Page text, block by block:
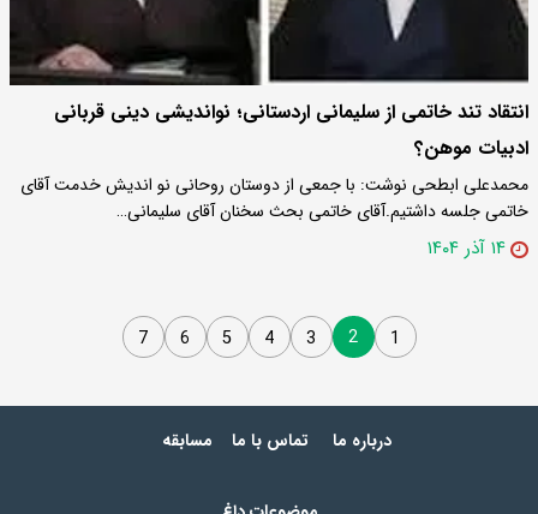
انتقاد تند خاتمی از سلیمانی اردستانی؛ نواندیشی دینی قربانی
ادبیات موهن؟
محمدعلی ابطحی نوشت: با جمعی از دوستان روحانی نو اندیش خدمت آقای
خاتمی جلسه داشتیم.آقای خاتمی بحث سخنان آقای سلیمانی…
۱۴ آذر ۱۴۰۴
1
2
3
4
5
6
7
درباره ما تماس با ما مسابقه